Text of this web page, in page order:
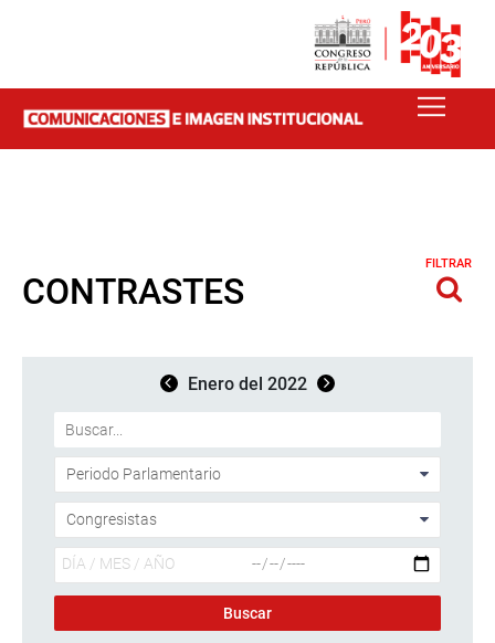
CONTRASTES
FILTRAR
Enero del 2022